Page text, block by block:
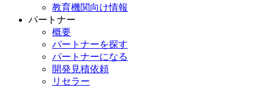
教育機関向け情報
パートナー
概要
パートナーを探す
パートナーになる
開発見積依頼
リセラー